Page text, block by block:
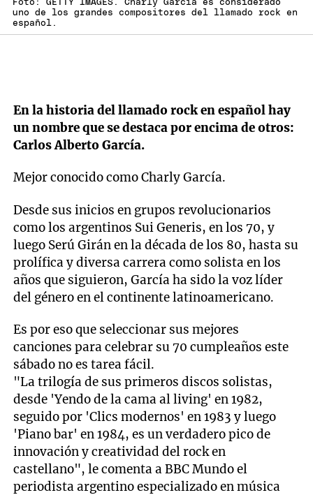
Foto: GETTY IMAGES. Charly García es considerado
uno de los grandes compositores del llamado rock en
español.
En la historia del llamado rock en español hay
un nombre que se destaca por encima de otros:
Carlos Alberto García.
Mejor conocido como Charly García.
Desde sus inicios en grupos revolucionarios
como los argentinos Sui Generis, en los 70, y
luego Serú Girán en la década de los 80, hasta su
prolífica y diversa carrera como solista en los
años que siguieron, García ha sido la voz líder
del género en el continente latinoamericano.
Es por eso que seleccionar sus mejores
canciones para celebrar su 70 cumpleaños este
sábado no es tarea fácil.
"La trilogía de sus primeros discos solistas,
desde 'Yendo de la cama al living' en 1982,
seguido por 'Clics modernos' en 1983 y luego
'Piano bar' en 1984, es un verdadero pico de
innovación y creatividad del rock en
castellano", le comenta a BBC Mundo el
periodista argentino especializado en música